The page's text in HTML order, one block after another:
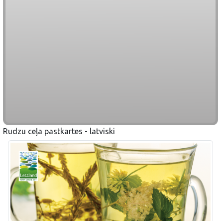
Rudzu ceļa pastkartes - latviski